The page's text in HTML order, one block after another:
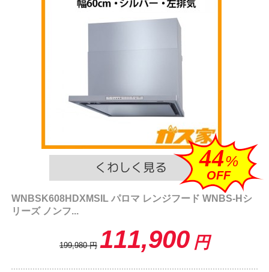
44%
OFF
WNBSK608HDXMSIL パロマ レンジフード WNBS-Hシ
リーズ ノンフ...
199,980 円 111,900 円